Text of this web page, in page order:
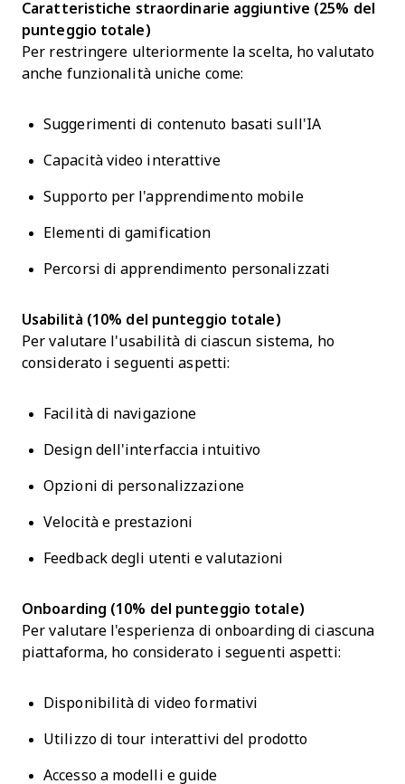
Caratteristiche straordinarie aggiuntive (25% del
punteggio totale)
Per restringere ulteriormente la scelta, ho valutato
anche funzionalità uniche come:
Suggerimenti di contenuto basati sull'IA
Capacità video interattive
Supporto per l'apprendimento mobile
Elementi di gamification
Percorsi di apprendimento personalizzati
Usabilità (10% del punteggio totale)
Per valutare l'usabilità di ciascun sistema, ho
considerato i seguenti aspetti:
Facilità di navigazione
Design dell'interfaccia intuitivo
Opzioni di personalizzazione
Velocità e prestazioni
Feedback degli utenti e valutazioni
Onboarding (10% del punteggio totale)
Per valutare l'esperienza di onboarding di ciascuna
piattaforma, ho considerato i seguenti aspetti:
Disponibilità di video formativi
Utilizzo di tour interattivi del prodotto
Accesso a modelli e guide